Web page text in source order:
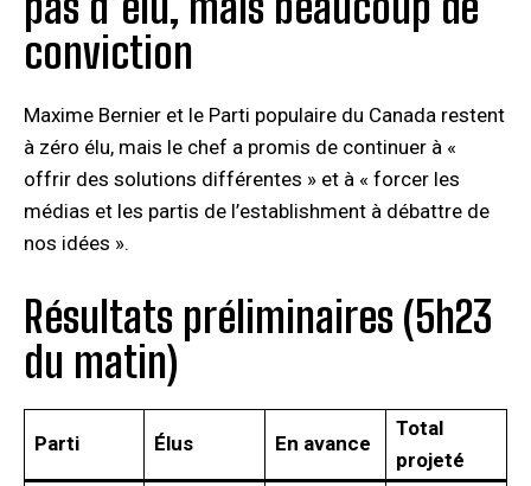
conviction
Maxime Bernier et le Parti populaire du Canada restent
à zéro élu, mais le chef a promis de continuer à «
offrir des solutions différentes » et à « forcer les
médias et les partis de l’establishment à débattre de
nos idées ».
Résultats préliminaires (5h23
du matin)
Parti Élus En avance
Total
projeté